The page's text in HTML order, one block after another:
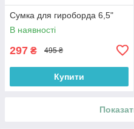
Сумка для гироборда 6,5"
В наявності
297 ₴ 495 ₴
Купити